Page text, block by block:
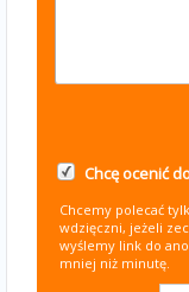
Chcę ocenić
Chcemy polecać
wdzięczni, jeżeli
wyślemy link do
mniej niż minutę.